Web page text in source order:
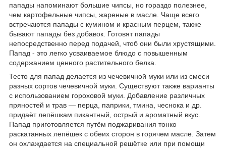
папады напоминают большие чипсы, но гораздо полезнее,
чем картофельные чипсы, жареные в масле. Чаще всего
встречаются папады с кумином и красным перцем, также
бывают папады без добавок. Готовят папады
непосредственно перед подачей, чтоб они были хрустящими.
Папад - это легко усваиваемое блюдо с повышенным
содержанием ценного растительного белка.
Тесто для папад делается из чечевичной муки или из смеси
разных сортов чечевичной муки. Существуют также варианты
с использованием гороховой муки. Добавление различных
пряностей и трав — перца, паприки, тмина, чеснока и др.
придаёт лепёшкам пикантный, острый и ароматный вкус.
Папад приготовляется путём поджаривания тонко
раскатанных лепёшек с обеих сторон в горячем масле. Затем
он охлаждается на специальной решётке или при помощи